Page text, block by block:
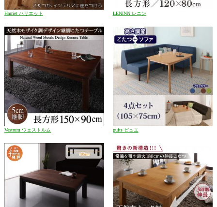
Harriet ハリエット LENINN レニン
Vestrum ウェストルム puits ピュエ